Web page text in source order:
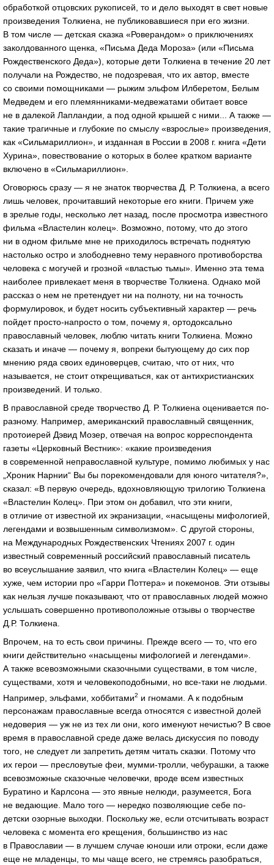
обработкой отцовских рукописей, то и дело выходят в свет новые
произведения Толкиена, не публиковавшиеся при его жизни.
В том числе — детская сказка «Роверандом» о приключениях
заколдованного щенка, «Письма Деда Мороза» (или «Письма
Рождественского Деда»), которые дети Толкиена в течение 20 лет
получали на Рождество, не подозревая, что их автор, вместе
со своими помощниками — рыжим эльфом Илберетом, Белым
Медведем и его племянниками-медвежатами обитает вовсе
не в далекой Лапландии, а под одной крышей с ними... А также —
такие трагичные и глубокие по смыслу «взрослые» произведения,
как «Сильмариллион», и изданная в России в 2008 г. книга «Дети
Хурина», повествование о которых в более кратком варианте
включено в «Сильмариллион».
Оговорюсь сразу — я не знаток творчества Д. Р. Толкиена, а всего
лишь человек, прочитавший некоторые его книги. Причем уже
в зрелые годы, несколько лет назад, после просмотра известного
фильма «Властелин колец». Возможно, потому, что до этого
ни в одном фильме мне не приходилось встречать поднятую
настолько остро и злободневно тему неравного противоборства
человека с могучей и грозной «властью тьмы». Именно эта тема
наиболее привлекает меня в творчестве Толкиена. Однако мой
рассказ о нем не претендует ни на полноту, ни на точность
формулировок, и будет носить субъективный характер — речь
пойдет просто-напросто о том, почему я, ортодоксально
православный человек, люблю читать книги Толкиена. Можно
сказать и иначе — почему я, вопреки бытующему до сих пор
мнению ряда своих единоверцев, считаю, что от них, что
называется, не стоит открещиваться, как от антихристианских
произведений. И только.
В православной среде творчество Д. Р. Толкиена оценивается по-
разному. Например, американский православный священник,
протоиерей Дэвид Мозер, отвечая на вопрос корреспондента
газеты «Церковный Вестник»: «какие произведения
в современной неправославной культуре, помимо любимых у нас
„Хроник Нарнии“ Вы бы порекомендовали для юного читателя?»,
сказал: «В первую очередь, вдохновляющую трилогию Толкиена
«Властелин Колец». При этом он добавил, что эти книги,
в отличие от известной их экранизации, «насыщены мифологией,
легендами и возвышенным символизмом». С другой стороны,
на Международных Рождественских Чтениях 2007 г. один
известный современный российский православный писатель
во всеуслышание заявил, что книга «Властелин Колец» — еще
хуже, чем истории про «Гарри Поттера» и покемонов. Эти отзывы
как нельзя лучше показывают, что от православных людей можно
услышать совершенно противоположные отзывы о творчестве
Д.Р. Толкиена.
Впрочем, на то есть свои причины. Прежде всего — то, что его
книги действительно «насыщены мифологией и легендами».
А также всевозможными сказочными существами, в том числе,
существами, хотя и человекоподобными, но все-таки не людьми.
Например, эльфами, хоббитами2 и гномами. А к подобным
персонажам православные всегда относятся с известной долей
недоверия — уж не из тех ли они, кого именуют нечистью? В свое
время в православной среде даже велась дискуссия по поводу
того, не следует ли запретить детям читать сказки. Потому что
их герои — пресловутые феи, мумми-тролли, чебурашки, а также
всевозможные сказочные человечки, вроде всем известных
Буратино и Карлсона — это явные нелюди, разумеется, Бога
не ведающие. Мало того — нередко позволяющие себе по-
детски озорные выходки. Поскольку же, если отсчитывать возраст
человека с момента его крещения, большинство из нас
в Православии — в лучшем случае юноши или отроки, если даже
еще не младенцы, то мы чаще всего, не стремясь разобраться,